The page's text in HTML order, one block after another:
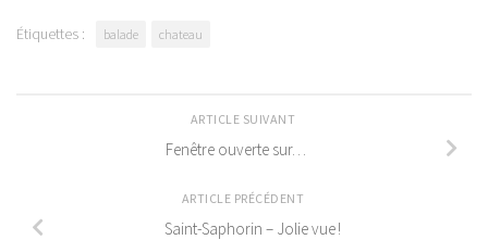
Étiquettes : balade chateau
ARTICLE SUIVANT
Fenêtre ouverte sur…
ARTICLE PRÉCÉDENT
Saint-Saphorin – Jolie vue !